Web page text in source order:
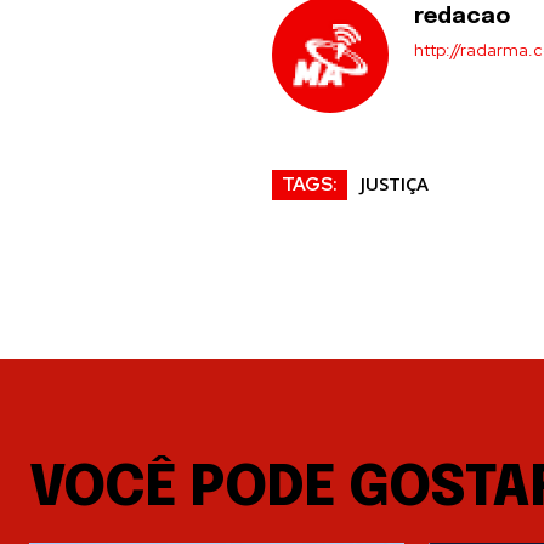
redacao
http://
TAGS: JUSTIÇA
VOCÊ PODE